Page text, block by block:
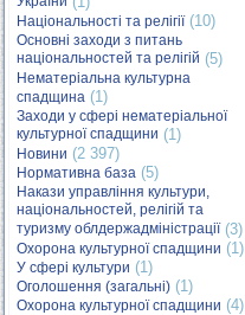
Національності та релігії(10)
Основні заходи з питань
національностей та релігій (5)
Нематеріальна культурна
спадщина (1)
Заходи у сфері нематеріальної
культурної спадщини (1)
Новини (2 397)
Нормативна база (5)
Накази управління культури,
національностей, релігій та
туризму облдержадміністрації(3)
Охорона культурної спадщини (1)
У сфері культури (1)
Оголошення (загальні) (1)
Охорона культурної спадщини (4)